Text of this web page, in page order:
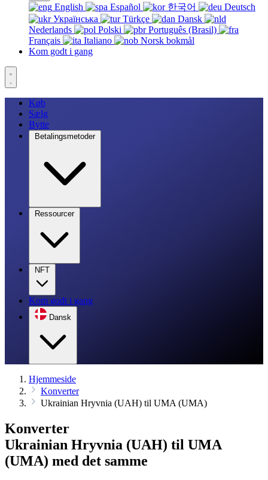
English Español 한국어
Deutsch
Українська
Türkçe
Dansk
Nederlands
Polski
Português (Brasil)
Français
Italiano
Norsk bokmål
Kom godt i gang
Køb
Sælg
Bytte
Betalingsmetoder
Ressourcer
NFT
Kom godt i gang
Dansk
Hjemmeside
Konverter
Ukrainian Hryvnia (UAH) til UMA (UMA)
Konverter
Ukrainian Hryvnia (UAH) til UMA
(UMA) med det samme